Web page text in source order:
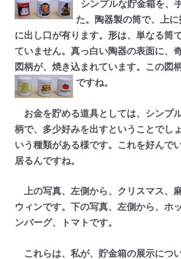
シンプルな貯金箱を、
た。陶器製の筒で、上
に出し口が有ります。形は、単なる筒
ていません。真っ白い陶器の表面に、
図柄が、焼き込まれています。この図
ですね。
お金を貯める道具としては、シンプ
柄で、多少好みを出すということでし
いう種類がある様です。これを好んで
居るんですね。
上の写真、左側から、クリスマス、
ウィンです。下の写真、左側から、ホ
ンバーグ、トマトです。
これらは、私が、貯金箱の展示につ